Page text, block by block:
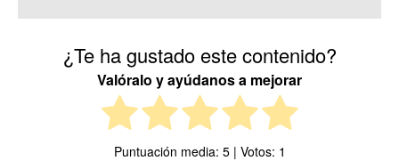
¿Te ha gustado este contenido?
Valóralo y ayúdanos a mejorar
Puntuación media: 5| Votos: 1